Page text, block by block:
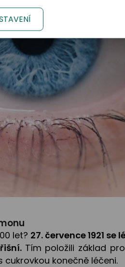
let? 27. července 1921
Tím položili základ
konečně léčeni.